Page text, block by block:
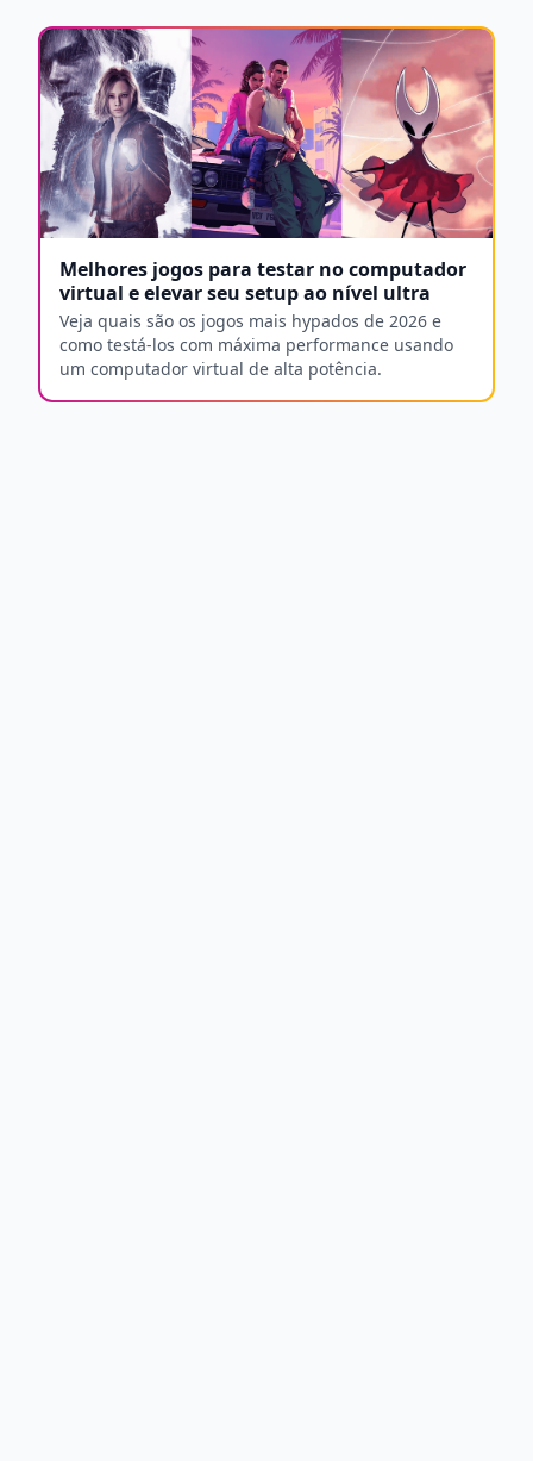
Melhores jogos para testar no computador
virtual e elevar seu setup ao nível ultra
Veja quais são os jogos mais hypados de 2026 e
como testá-los com máxima performance usando
um computador virtual de alta potência.